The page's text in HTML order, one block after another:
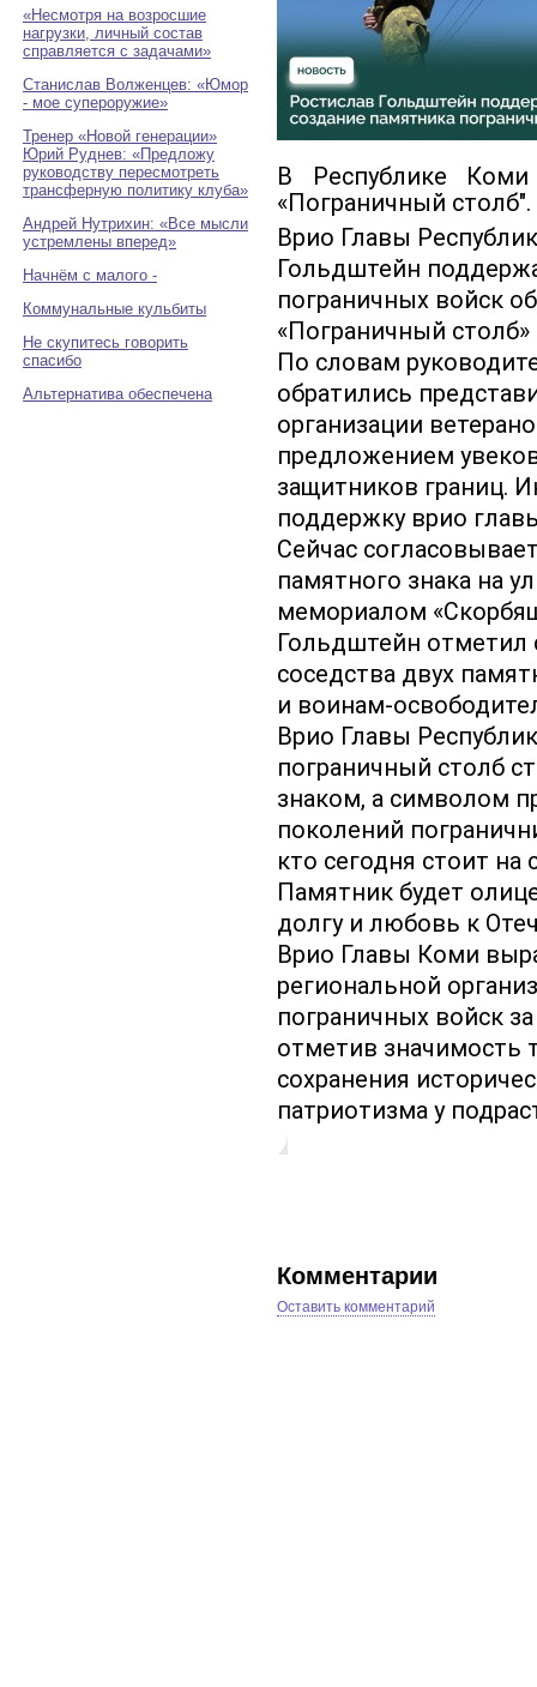
«Несмотря на возросшие
нагрузки, личный состав
справляется с задачами»
Станислав Волженцев: «Юмор
- мое супероружие»
Тренер «Новой генерации»
Юрий Руднев: «Предложу
руководству пересмотреть
трансферную политику клуба»
Андрей Нутрихин: «Все мысли
устремлены вперед»
Начнём с малого -
Коммунальные кульбиты
Не скупитесь говорить
спасибо
Альтернатива обеспечена
В Республике
«Пограничный столб".
Врио Главы
Гольдштейн
пограничных войск
«Пограничный столб»
По словам
обратились
организации
предложением
защитников границ.
поддержку врио
Сейчас
памятного знака на
мемориалом
Гольдштейн отметил
соседства двух
и воинам-
Врио Главы
пограничный столб
знаком, а символом
поколений
кто сегодня стоит
Памятник будет
долгу и любовь к
Врио Главы Коми
региональной
пограничных войск
отметив значимость
сохранения
патриотизма у
Комментарии
Оставить комментарий